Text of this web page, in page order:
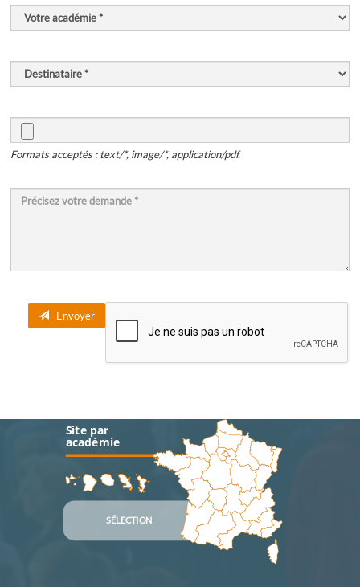
Formats acceptés : text/*, image/*, application/pdf.
Envoyer
Site par
académie
SÉLECTION